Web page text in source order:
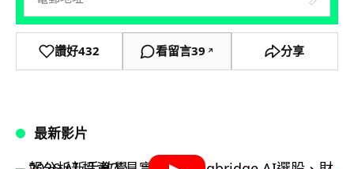
讚好432 看留言39 ↗ 分享
最新影片